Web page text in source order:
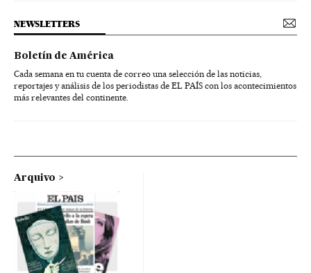
NEWSLETTERS
Boletín de América
Cada semana en tu cuenta de correo una selección de las noticias,
reportajes y análisis de los periodistas de EL PAÍS con los acontecimientos
más relevantes del continente.
Arquivo